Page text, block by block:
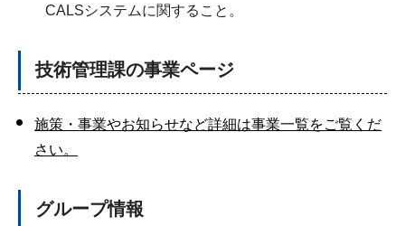
CALSシステムに関すること。
技術管理課の事業ページ
施策・事業やお知らせなど詳細は事業一覧をご覧くだ
さい。
グループ情報